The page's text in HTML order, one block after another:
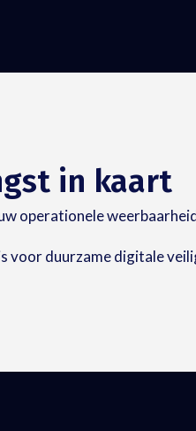
in kaart
operationele
voor duurzame digitale